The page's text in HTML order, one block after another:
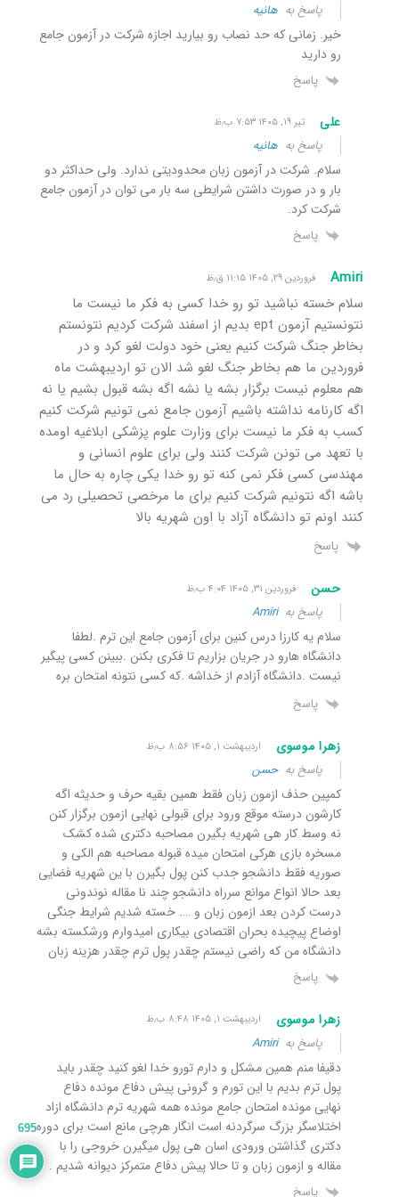
پاسخ به هانیه
خیر. زمانی که حد نصاب رو بیارید اجازه شرکت در آزمون جامع
رو دارید
پاسخ
علی تیر ۱۹, ۱۴۰۵ ۷:۵۳ ب٫ظ
پاسخ به هانیه
سلام. شرکت در آزمون زبان محدودیتی ندارد. ولی حداکثر دو
بار و در صورت داشتن شرایطی سه بار می توان در آزمون جامع
شرکت کرد.
پاسخ
Amiri فروردین ۲۹, ۱۴۰۵ ۱۱:۱۵ ق٫ظ
سلام خسته نباشید تو رو خدا کسی به فکر ما نیست ما
نتونستیم آزمون ept بدیم از اسفند شرکت کردیم نتونستم
بخاطر جنگ شرکت کنیم یعنی خود دولت لغو کرد و در
فروردین ما هم بخاطر جنگ لغو شد الان تو اردیبهشت ماه
هم معلوم نیست برگزار بشه یا نشه اگه بشه قبول بشیم یا نه
اگه کارنامه نداشته باشیم آزمون جامع نمی تونیم شرکت کنیم
کسب به فکر ما نیست برای وزارت علوم پزشکی ابلاغیه اومده
با تعهد می تونن شرکت کنند ولی برای علوم انسانی و
مهندسی کسی فکر نمی کنه تو رو خدا یکی چاره به حال ما
باشه اگه نتونیم شرکت کنیم برای ما مرخصی تحصیلی رد می
کنند اونم تو دانشگاه آزاد با اون شهریه بالا
پاسخ
حسن فروردین ۳۱, ۱۴۰۵ ۴:۰۴ ب٫ظ
پاسخ بهAmiri
سلام یه کارزا درس کنین برای آزمون جامع این ترم .لطفا
دانشگاه هارو در جریان بزاریم تا فکری بکنن .ببینن کسی پیگیر
نیست .دانشگاه آزادم از خداشه .که کسی نتونه امتحان بره
پاسخ
زهرا موسوی اردیبهشت ۱, ۱۴۰۵ ۸:۵۶ ب٫ظ
پاسخ بهحسن
کمپین حذف ازمون زبان فقط همین بقیه حرف و حدیثه اگه
کارشون درسته موقع ورود برای قبولی نهایی ازمون برگزار کنن
نه وسط کار هی شهریه بگیرن مصاحبه دکتری شده کشک
مسخره بازی هرکی امتحان میده قبوله مصاحبه هم الکی و
صوریه فقط دانشجو جدب کنن پول بگیرن با ین شهریه فضایی
بعد حالا انواع موانع سرراه دانشجو چند نا مقاله نوندونی
درست کردن بعد ازمون زبان و …. خسته شدیم شرایط جنگی
اوضاع پیچیده بحران اقتصادی بیکاری امیدوارم ورشکسته بشه
دانشگاه من که راضی نیستم چقدر پول ترم چقدر هزینه زبان
پاسخ
زهرا موسوی اردیبهشت ۱, ۱۴۰۵ ۸:۴۸ ب٫ظ
پاسخ بهAmiri
دقیفا منم همین مشکل و دارم تورو خدا لغو کنید چقدر باید
پول ترم بدیم با این تورم و گرونی پیش دفاع مونده دفاع
نهایی مونده امتحان جامع مونده همه شهریه ترم دانشگاه ازاد
اختلاسگر بزرگ سرگردنه است انگار هرچی مانع است برای دوره
دکتری گذاشتن ورودی اسان هی پول میگیرن خروجی را با
مقاله و ازمون زبان و تا حالا پیش دفاع متمرکز دیوانه شدیم .
پاسخ
695